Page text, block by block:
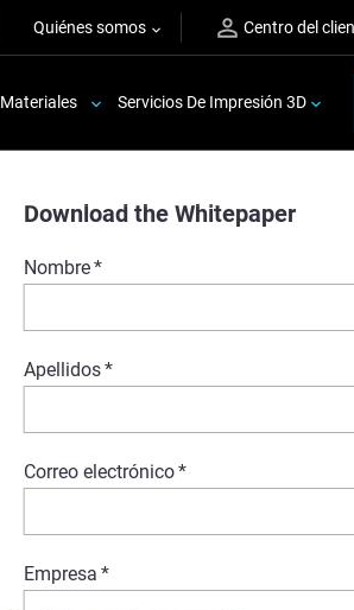
Quiénes somos Centro del
Materiales Servicios De Impresión 3D
Download the Whitepaper
Nombre*
Apellidos*
Correo electrónico*
Empresa *